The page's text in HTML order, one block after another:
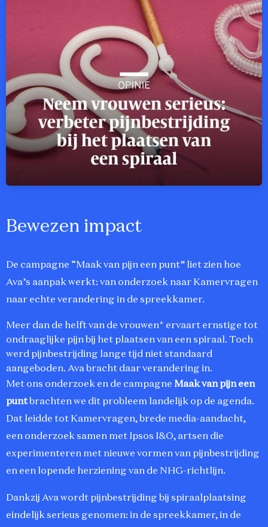
Bewezen impact
De campagne “Maak van pijn een punt” liet zien hoe
Ava’s aanpak werkt: van onderzoek naar Kamervragen
naar echte verandering in de spreekkamer.
Meer dan de helft van de vrouwen* ervaart ernstige tot
ondraaglijke pijn bij het plaatsen van een spiraal. Toch
werd pijnbestrijding lange tijd niet standaard
aangeboden. Ava bracht daar verandering in.
Met ons onderzoek en de campagne Maak van pijn een
puntbrachten we dit probleem landelijk op de agenda.
Dat leidde tot Kamervragen, brede media-aandacht,
een onderzoek samen met Ipsos I&O, artsen die
experimenteren met nieuwe vormen van pijnbestrijding
en een lopende herziening van de NHG-richtlijn.
Dankzij Ava wordt pijnbestrijding bij spiraalplaatsing
eindelijk serieus genomen: in de spreekkamer, in de